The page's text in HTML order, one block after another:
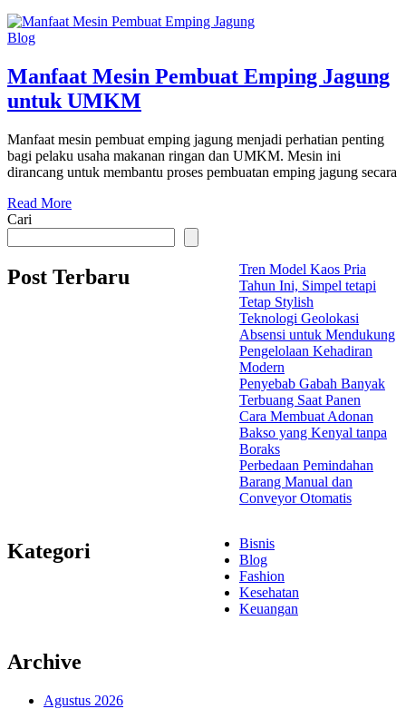
Blog
Manfaat Mesin Pembuat Emping Jagung
untuk UMKM
Manfaat mesin pembuat emping jagung menjadi perhatian penting
bagi pelaku usaha makanan ringan dan UMKM. Mesin ini
dirancang untuk membantu proses pembuatan emping jagung secara
Read More
Cari
Post Terbaru
Tren Model Kaos Pria
Tahun Ini, Simpel tetapi
Tetap Stylish
Teknologi Geolokasi
Absensi untuk Mendukung
Pengelolaan Kehadiran
Modern
Penyebab Gabah Banyak
Terbuang Saat Panen
Cara Membuat Adonan
Bakso yang Kenyal tanpa
Boraks
Perbedaan Pemindahan
Barang Manual dan
Conveyor Otomatis
Kategori
Bisnis
Blog
Fashion
Kesehatan
Keuangan
Archive
Agustus 2026